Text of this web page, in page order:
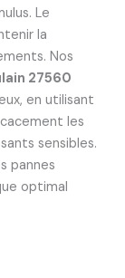
Le
la
Nos
27560
en utilisant
les
sensibles.
pannes
optimal